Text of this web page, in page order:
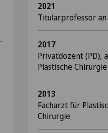
2021
Titularprofessor
2017
Privatdozent (PD),
Plastische
2013
Facharzt für
Chirurgie